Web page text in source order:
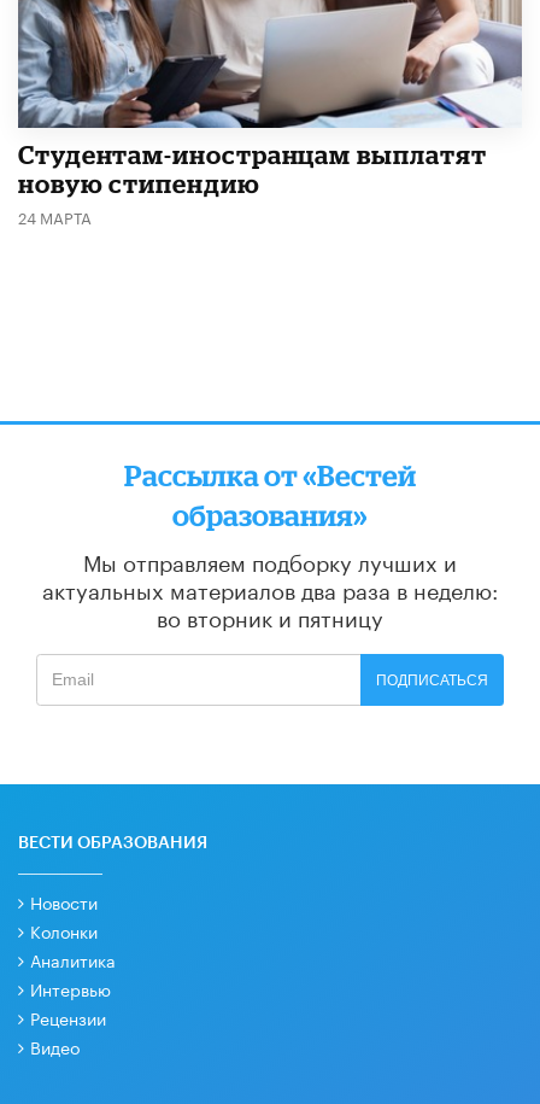
Студентам-иностранцам выплатят
новую стипендию
24 МАРТА
Рассылка от «Вестей
образования»
Мы отправляем подборку лучших и
актуальных материалов два раза в неделю:
во вторник и пятницу
ПОДПИСАТЬСЯ
ВЕСТИ ОБРАЗОВАНИЯ
Новости
Колонки
Аналитика
Интервью
Рецензии
Видео